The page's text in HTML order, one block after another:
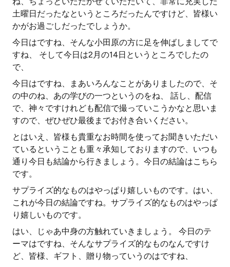
土曜日だったなというところだったんですけど、皆様い
かがお過ごしだったでしょうか。
今日はですね、そんな小田原の方に足を伸ばしましてで
すね、 そして今日は2月の14日というところでしたの
で、
今日はですね、まあいろんなことがありましたので、そ
の中のね、あの学びの一つというのをね、 話し、配信
で、神々ですけれども配信で撮っていこうかなと思いま
すので、ぜひぜひ最後までお付き合いください。
とはいえ、皆様も貴重なお時間を使ってお聞きいただい
ているということも重々承知しておりますので、いつも
通り今日も結論から行きましょう。今日の結論はこちら
です。
サプライズ的なものはやっぱり嬉しいものです。はい、
これが今日の結論ですね。サプライズ的なものはやっぱ
り嬉しいものです。
はい、じゃあ中身の方触れていきましょう。 今日のテ
ーマはですね、そんなサプライズ的なものなんですけ
ど、皆様、ギフト、贈り物っていうのはですね、